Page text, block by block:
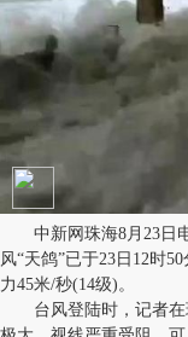
中新网珠海8月23日电
风“天鸽”已于23日12时
力45米/秒(14级)。
台风登陆时，记者在